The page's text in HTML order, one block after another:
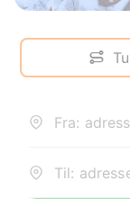
Fra:
Til: